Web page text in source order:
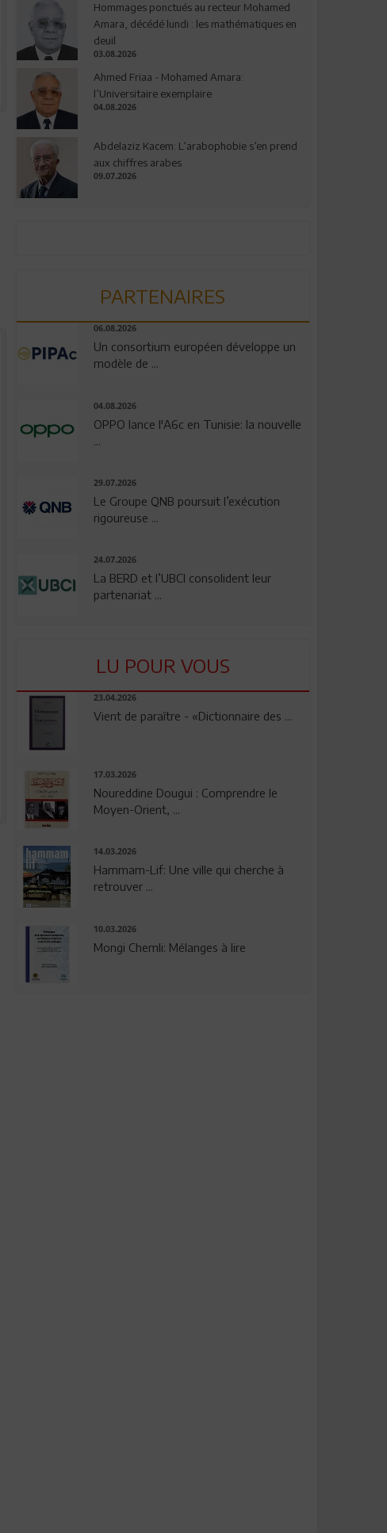
Hommages ponctués au recteur Mohamed
Amara, décédé lundi : les mathématiques en
deuil
03.08.2026
Ahmed Friaa - Mohamed Amara:
l’Universitaire exemplaire
04.08.2026
Abdelaziz Kacem: L’arabophobie s’en prend
aux chiffres arabes
09.07.2026
PARTENAIRES
06.08.2026
Un consortium européen développe un
modèle de ...
04.08.2026
OPPO lance l'A6c en Tunisie: la nouvelle
...
29.07.2026
Le Groupe QNB poursuit l’exécution
rigoureuse ...
24.07.2026
La BERD et l’UBCI consolident leur
partenariat ...
LU POUR VOUS
23.04.2026
Vient de paraître - «Dictionnaire des ...
17.03.2026
Noureddine Dougui : Comprendre le
Moyen-Orient, ...
14.03.2026
Hammam-Lif: Une ville qui cherche à
retrouver ...
10.03.2026
Mongi Chemli: Mélanges à lire